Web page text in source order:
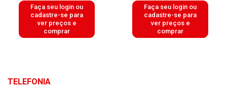
Faça seu login ou
cadastre-se para
ver preços e
comprar
Faça seu login ou
cadastre-se para
ver preços e
comprar
TELEFONIA